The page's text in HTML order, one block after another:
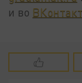
и во